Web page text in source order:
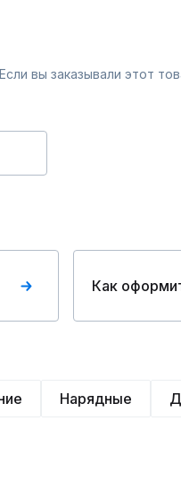
вы заказывали этот
Как
Нарядные